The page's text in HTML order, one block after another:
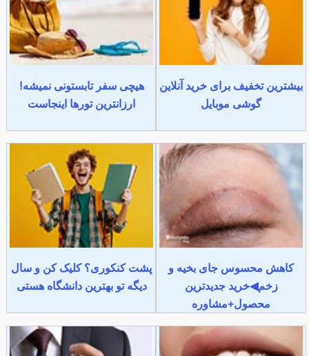
بیشترین تخفیف برای خرید آنلاین
گوشی موبایل
هیچی سفر تابستونی نمیشه!
ارزانترین تورها اینجاست
کاهش محسوس جای بخیه و
زخم◀خرید جدیدترین
محصول+مشاوره
پشت کنکوری؟ کلیک کن و سال
دیگه تو بهترین دانشگاه هستی